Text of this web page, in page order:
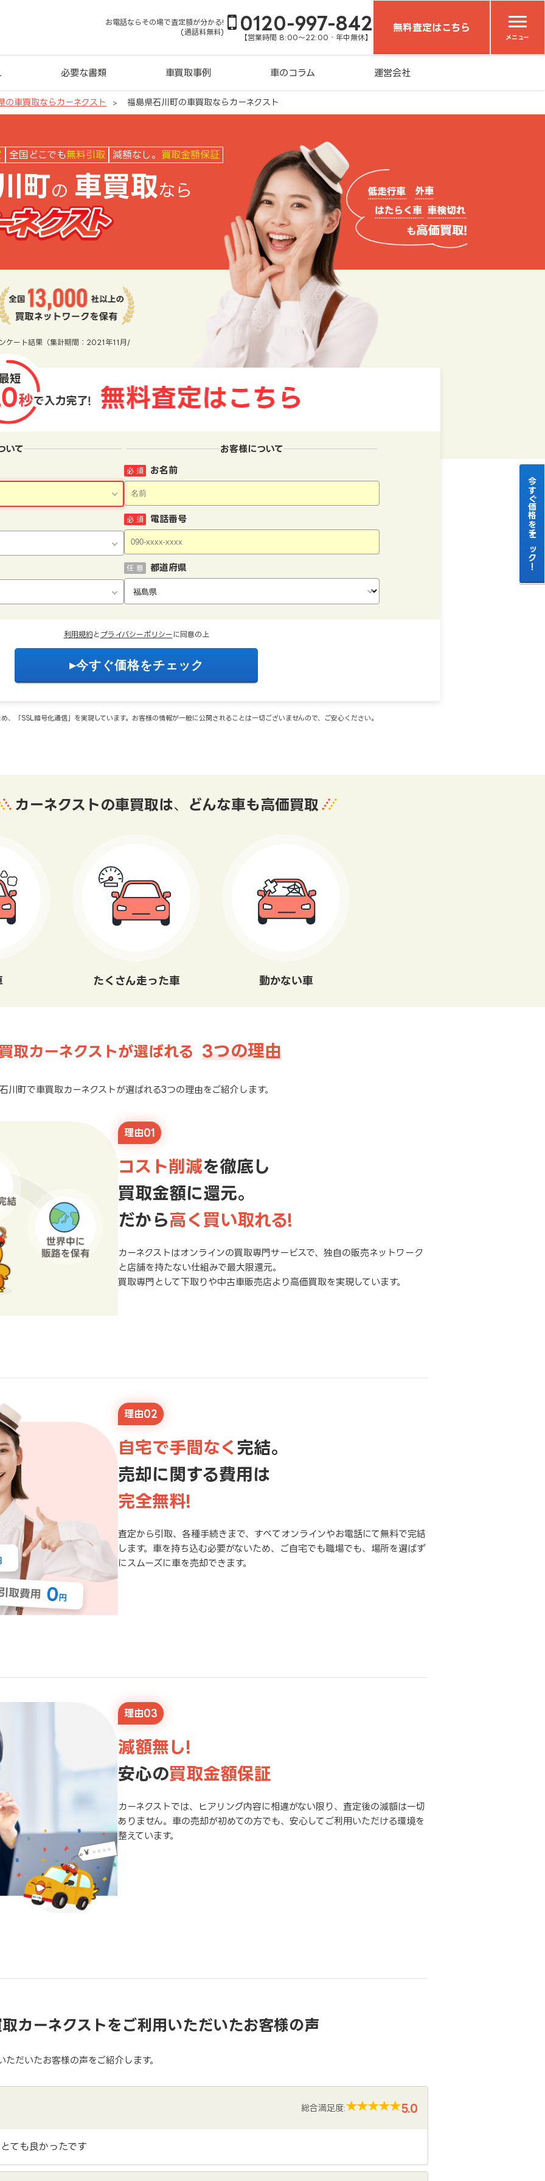
お電話ならその場で査定額が分かる!
(通話料無料)
0120-997-842
【営業時間 8:00～22:00・年中無休】
無料査定はこちら
メニュー
必要な書類 車買取事例 車のコラム 運営会社
の車買取ならカーネクスト 福島県石川町の車買取ならカーネクスト
全国どこでも無料引取 減額なし。 買取金額保証
町の 車買取なら
ケート結果（集計期間：2021年11月/
いて お客様について
お名前
必 須
電話番号
必 須
都道府県
任 意
利用規約 と プライバシーポリシー に同意の上
、「SSL暗号化通信」を実現しています。お客様の情報が一般に公開されることは一切ございませんので、ご安心ください。
カーネクストの車買取は、 どんな車も高価買取
たくさん走った車 動かない車
取カーネクストが選ばれる 3つの理由
川町で車買取カーネクストが選ばれる3つの理由をご紹介します。
理由01
コスト削減を徹底し
買取金額に還元。
だから高く買い取れる!
カーネクストはオンラインの買取専門サービスで、独自の販売ネットワーク
と店舗を持たない仕組みで最大限還元。
買取専門として下取りや中古車販売店より高価買取を実現しています。
理由02
自宅で手間なく 完結。
売却に関する費用は
完全無料!
査定から引取、各種手続きまで、すべてオンラインやお電話にて無料で完結
します。車を持ち込む必要がないため、ご自宅でも職場でも、場所を選ばず
にスムーズに車を売却できます。
理由03
減額無し!
安心の買取金額保証
カーネクストでは、ヒアリング内容に相違がない限り、査定後の減額は一切
ありません。車の売却が初めての方でも、安心してご利用いただける環境を
整えています。
カーネクストをご利用いただいたお客様の声
だいたお客様の声をご紹介します。
総合満足度: 5.0
ても良かったです
今すぐ価格をチェック！